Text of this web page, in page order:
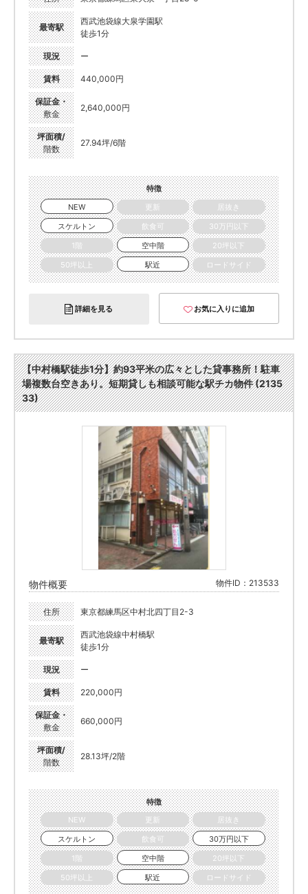
最寄駅
西武池袋線大泉学園駅
徒歩1分
現況 ー
賃料 440,000円
保証金・
敷金
2,640,000円
坪面積/
階数
27.94坪/6階
特徴
NEW
更新
居抜き
スケルトン
飲食可
30万円以下
1階
空中階
20坪以下
50坪以上
駅近 ロードサイド
詳細を見る お気に入りに追加
【中村橋駅徒歩1分】約93平米の広々とした貸事務所！駐車
場複数台空きあり。短期貸しも相談可能な駅チカ物件 (2135
33)
物件概要 物件ID：213533
住所 東京都練馬区中村北四丁目2-3
最寄駅
西武池袋線中村橋駅
徒歩1分
現況 ー
賃料 220,000円
保証金・
敷金
660,000円
坪面積/
階数
28.13坪/2階
特徴
NEW
更新
居抜き
スケルトン
飲食可
30万円以下
1階
空中階
20坪以下
50坪以上
駅近 ロードサイド